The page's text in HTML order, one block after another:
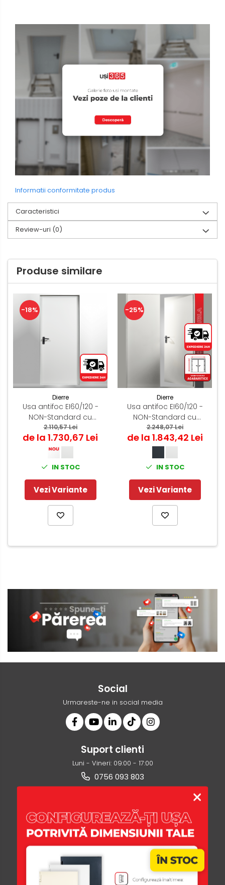
Informatii conformitate produs
Caracteristici
Review-uri (0)
Produse similare
-18%
Dierre
Usa antifoc EI60/120 -
NON-Standard cu
inaltime 1800/1900/2300
mm
2.110,57 Lei
de la 1.730,67 Lei
IN STOC
Vezi Variante
-25%
Dierre
Usa antifoc EI60/120 -
NON-Standard cu
inaltime 1800/2400/2650
mm
2.248,07 Lei
de la 1.843,42 Lei
IN STOC
Vezi Variante
Social
Urmareste-ne in social media
Suport clienti
Luni - Vineri: 09:00 - 17:00
0756 093 803
Magazinul Meu